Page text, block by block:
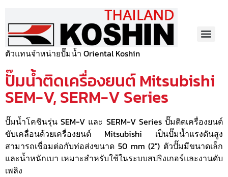
ตัวแทนจำหน่ายปั๊มน้ำ Oriental Koshin
ปั๊มน้ำติดเครื่องยนต์ Mitsubishi
SEM-V, SERM-V Series
ปั๊มน้ำโคชินรุ่น SEM-V และ SERM-V Series ปั๊มติดเครื่องยนต์
ขับเคลื่อนด้วยเครื่องยนต์ Mitsubishi เป็นปั๊มน้ำแรงดันสูง
สามารถเชื่อมต่อกับท่อส่งขนาด 50 mm (2″) ตัวปั๊มมีขนาดเล็ก
และน้ำหนักเบา เหมาะสำหรับใช้ในระบบสปริงเกอร์และงานดับ
เพลิง